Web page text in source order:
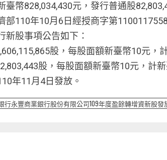
臺幣828,034,430元，發行普通股
部110年10月6日經授商字第
新股事項公告如下：
股，每股面額新臺幣10元，
股，每股面額新臺幣10元，計新
年11月4日發放。
行永豐商業銀行股份有限公司109年度盈餘轉增資新股發